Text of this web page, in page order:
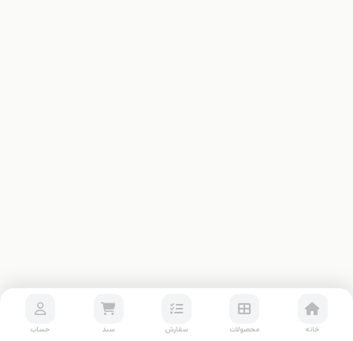
خانه محصولات سفارش سبد حساب